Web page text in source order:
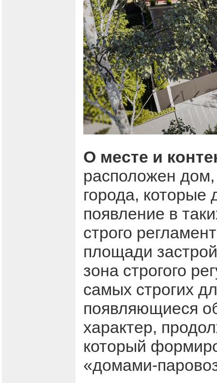
О месте и
расположен дом,
города, которые
появление в
строго
площади
зона строгого
самых строгих
появляющиеся
характер,
который
«домами-